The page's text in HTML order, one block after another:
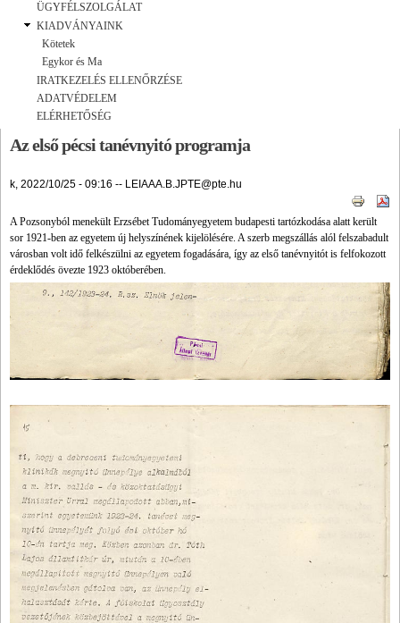
ÜGYFÉLSZOLGÁLAT
KIADVÁNYAINK
Kötetek
Egykor és Ma
IRATKEZELÉS ELLENŐRZÉSE
ADATVÉDELEM
ELÉRHETŐSÉG
Az első pécsi tanévnyitó programja
k, 2022/10/25 - 09:16 -- LEIAAA.B.JPTE@pte.hu
A Pozsonyból menekült Erzsébet Tudományegyetem budapesti tartózkodása alatt került
sor 1921-ben az egyetem új helyszínének kijelölésére. A szerb megszállás alól felszabadult
városban volt idő felkészülni az egyetem fogadására, így az első tanévnyitót is felfokozott
érdeklődés övezte 1923 októberében.